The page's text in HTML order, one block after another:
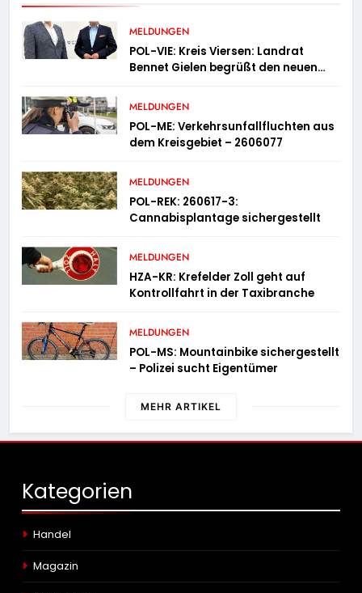
MELDUNGEN
POL-VIE: Kreis Viersen: Landrat
Bennet Gielen begrüßt den neuen
MELDUNGEN
POL-ME: Verkehrsunfallfluchten aus
dem Kreisgebiet – 2606077
MELDUNGEN
POL-REK: 260617-3:
Cannabisplantage sichergestellt
MELDUNGEN
HZA-KR: Krefelder Zoll geht auf
Kontrollfahrt in der Taxibranche
MELDUNGEN
POL-MS: Mountainbike sichergestellt
– Polizei sucht Eigentümer
MEHR ARTIKEL
Kategorien
Handel
Magazin